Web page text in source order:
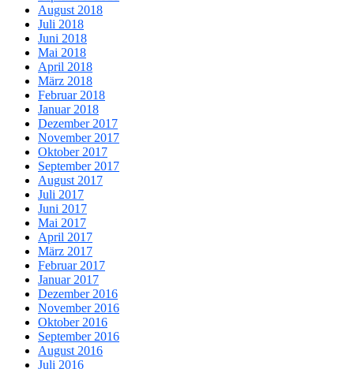
August 2018
Juli 2018
Juni 2018
Mai 2018
April 2018
März 2018
Februar 2018
Januar 2018
Dezember 2017
November 2017
Oktober 2017
September 2017
August 2017
Juli 2017
Juni 2017
Mai 2017
April 2017
März 2017
Februar 2017
Januar 2017
Dezember 2016
November 2016
Oktober 2016
September 2016
August 2016
Juli 2016